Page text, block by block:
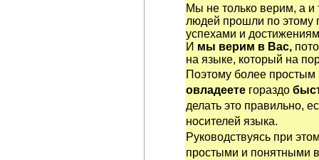
Мы не только верим, а и
людей прошли по этому
успехами и
И мы верим в Вас,
на языке, который на
Поэтому более
овладеете гораздо
делать это правильно,
носителей языка.
Руководствуясь при
простыми и понятными